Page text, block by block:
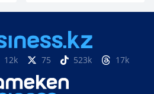
12k 75 523k 17k